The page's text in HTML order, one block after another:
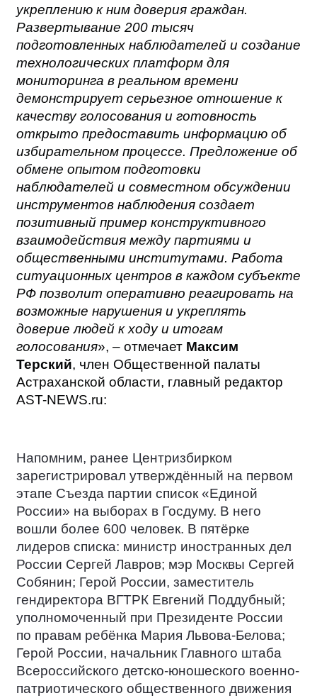
укреплению к ним доверия граждан.
Развертывание 200 тысяч
подготовленных наблюдателей и создание
технологических платформ для
мониторинга в реальном времени
демонстрирует серьезное отношение к
качеству голосования и готовность
открыто предоставить информацию об
избирательном процессе. Предложение об
обмене опытом подготовки
наблюдателей и совместном обсуждении
инструментов наблюдения создает
позитивный пример конструктивного
взаимодействия между партиями и
общественными институтами. Работа
ситуационных центров в каждом субъекте
РФ позволит оперативно реагировать на
возможные нарушения и укреплять
доверие людей к ходу и итогам
голосования», – отмечает Максим
Терский, член Общественной палаты
Астраханской области, главный редактор
AST-NEWS.ru:
Напомним, ранее Центризбирком
зарегистрировал утверждённый на первом
этапе Съезда партии список «Единой
России» на выборах в Госдуму. В него
вошли более 600 человек. В пятёрке
лидеров списка: министр иностранных дел
России Сергей Лавров; мэр Москвы Сергей
Собянин; Герой России, заместитель
гендиректора ВГТРК Евгений Поддубный;
уполномоченный при Президенте России
по правам ребёнка Мария Львова-Белова;
Герой России, начальник Главного штаба
Всероссийского детско-юношеского военно-
патриотического общественного движения